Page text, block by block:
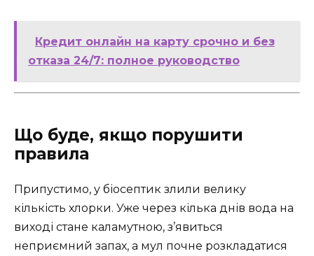
Кредит онлайн на карту срочно и без
отказа 24/7: полное руководство
Що буде, якщо порушити
правила
Припустимо, у біосептик злили велику
кількість хлорки. Уже через кілька днів вода на
виході стане каламутною, з’явиться
неприємний запах, а мул почне розкладатися